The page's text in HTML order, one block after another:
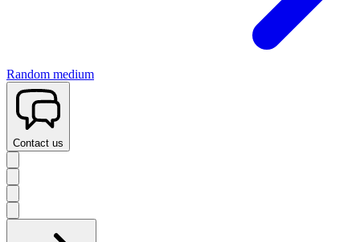
Random medium
Contact us